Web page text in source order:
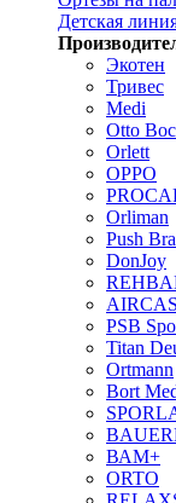
Детская
Экотен
Тривес
Medi
Otto
Orlett
OPPO
Orliman
Push
DonJoy
PSB
Titan
Ortmann
Bort
ВАМ+
ORTO